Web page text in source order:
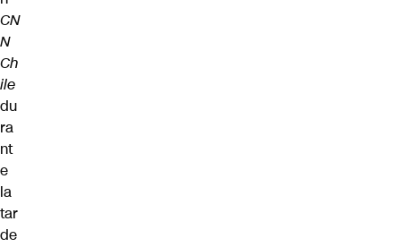
CN
N
Ch
ile
du
ra
nt
e
la
tar
de